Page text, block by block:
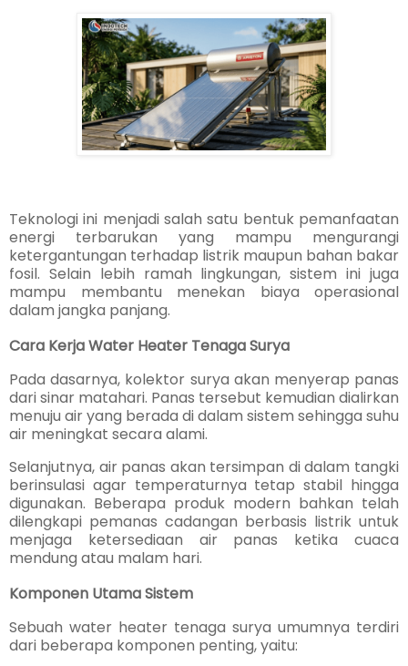
Teknologi ini menjadi salah satu bentuk pemanfaatan
energi terbarukan yang mampu mengurangi
ketergantungan terhadap listrik maupun bahan bakar
fosil. Selain lebih ramah lingkungan, sistem ini juga
mampu membantu menekan biaya operasional
dalam jangka panjang.
Cara Kerja Water Heater Tenaga Surya
Pada dasarnya, kolektor surya akan menyerap panas
dari sinar matahari. Panas tersebut kemudian dialirkan
menuju air yang berada di dalam sistem sehingga suhu
air meningkat secara alami.
Selanjutnya, air panas akan tersimpan di dalam tangki
berinsulasi agar temperaturnya tetap stabil hingga
digunakan. Beberapa produk modern bahkan telah
dilengkapi pemanas cadangan berbasis listrik untuk
menjaga ketersediaan air panas ketika cuaca
mendung atau malam hari.
Komponen Utama Sistem
Sebuah water heater tenaga surya umumnya terdiri
dari beberapa komponen penting, yaitu: